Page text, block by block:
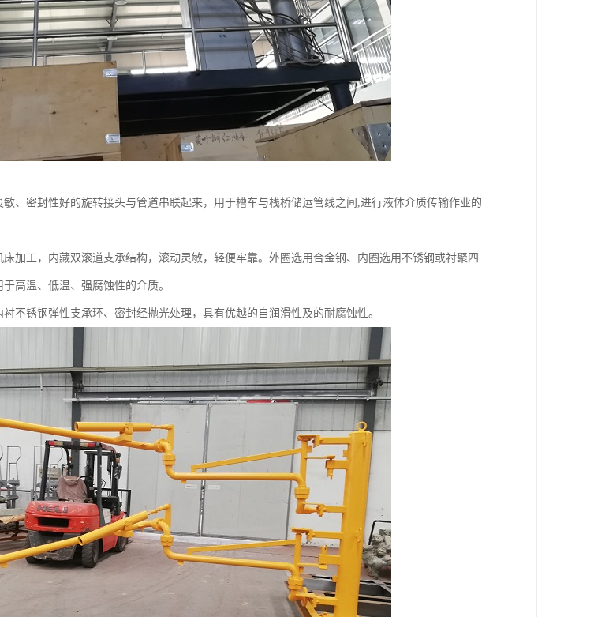
、密封性好的旋转接头与管道串联起来，用于槽车与栈桥储运管线之间,进行液体介质传输作业的
加工，内藏双滚道支承结构，滚动灵敏，轻便牢靠。外圈选用合金钢、内圈选用不锈钢或衬聚四
高温、低温、强腐蚀性的介质。
不锈钢弹性支承环、密封经抛光处理，具有优越的自润滑性及的耐腐蚀性。